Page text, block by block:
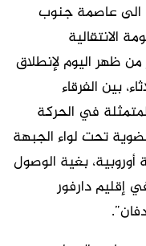
الى عاصمة جنوب
الانتقالية
ظهر اليوم لإنطلاق
بين الفرقاء
في الحركة
تحت لواء الجبهة
أوروبية، بغية الوصول
إقليم دارفور